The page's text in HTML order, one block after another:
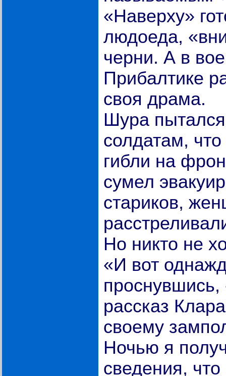
«Наверху»
людоеда,
черни. А в
Прибалтике
своя драма.
Шура
солдатам,
гибли на
сумел
стариков,
Но никто не
«И вот
рассказ
своему
Ночью я
сведения,